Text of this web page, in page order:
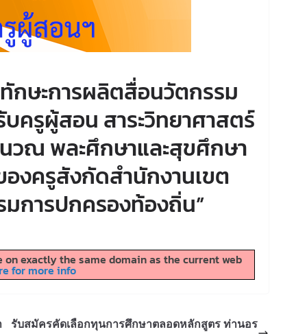
กษะการผลิตสื่อนวัตกรรม
ครูผู้สอน สาระวิทยาศาสตร์
วณ พละศึกษาและสุขศึกษา
องครูสังกัดสำนักงานเขต
การปกครองท้องถิ่น”
on exactly the same domain as the current web
for more info
รับสมัครคัดเลือกทุนการศึกษาตลอดหลักสูตร ท่านอร